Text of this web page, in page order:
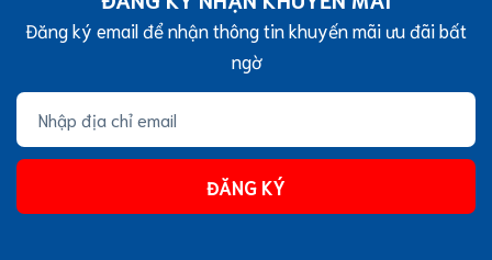
Đăng ký email để nhận thông tin khuyến mãi ưu đãi bất
ngờ
ĐĂNG KÝ